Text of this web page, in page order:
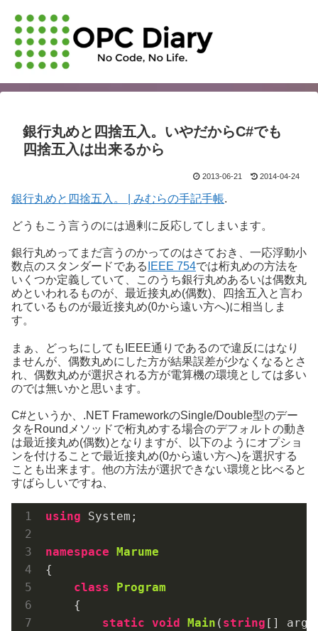
銀行丸めと四捨五入。いやだからC#でも
四捨五入は出来るから
2013-06-21 2014-04-24
銀行丸めと四捨五入。 | みむらの手記手帳.
どうもこう言うのには過剰に反応してしまいます。
銀行丸めってまだ言うのかってのはさておき、一応浮動小
数点のスタンダードである IEEE 754では桁丸めの方法を
いくつか定義していて、このうち銀行丸めあるいは偶数丸
めといわれるものが、最近接丸め(偶数)、四捨五入と言わ
れているものが最近接丸め(0から遠い方へ)に相当しま
す。
まぁ、どっちにしてもIEEE通りであるので違反にはなり
ませんが、偶数丸めにした方が結果誤差が少なくなるとさ
れ、偶数丸めが選択される方が電算機の環境としては多い
のでは無いかと思います。
C#というか、.NET FrameworkのSingle/Double型のデー
タをRoundメソッドで桁丸めする場合のデフォルトの動き
は最近接丸め(偶数)となりますが、以下のようにオプショ
ンを付けることで最近接丸め(0から遠い方へ)を選択する
ことも出来ます。他の方法が選択できない環境と比べると
すばらしいですね、
using System;
namespace
Marume
{
class
Program
    {
static void Main ( string [] args